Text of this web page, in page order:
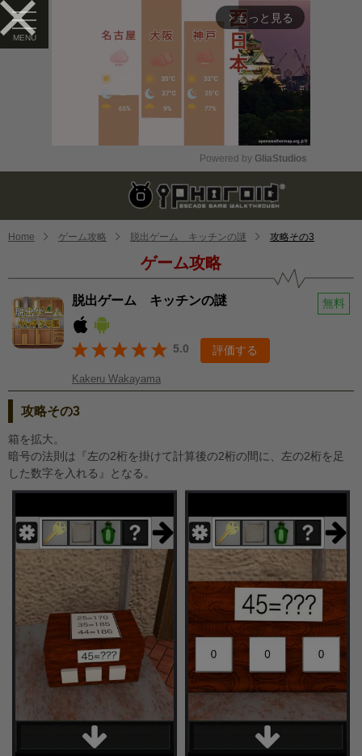
arrow_forward_ios もっと見る
Mute
Powered by GliaStudios
Home ゲーム攻略 脱出ゲーム キッチンの謎 攻略その3
ゲーム攻略
脱出ゲーム キッチンの謎 無料
5.0 評価する
Kakeru Wakayama
攻略その3
箱を拡大。
暗号の法則は『左の2桁を掛けて計算後の2桁の間に、左の2桁を足
した数字を入れる』となる。